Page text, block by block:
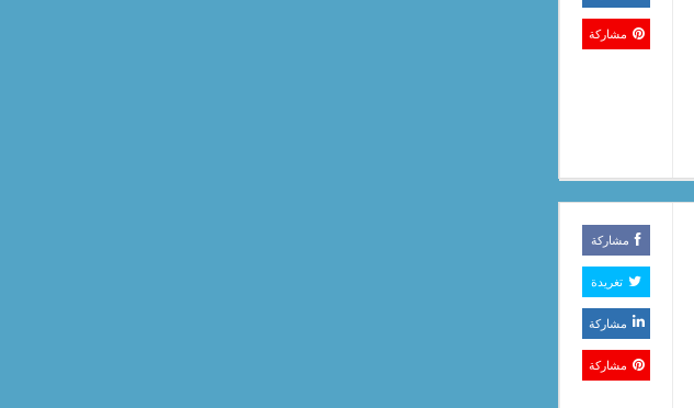
مشاركة
مشاركة
تغريدة
مشاركة
مشاركة